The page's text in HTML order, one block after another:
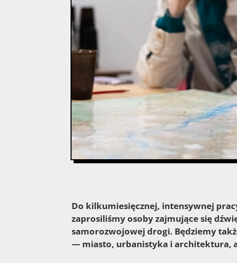
Do kilkumiesięcznej, intensywnej
zaprosiliśmy osoby zajmujące się
samorozwojowej drogi. Będziemy
— miasto, urbanistyka i architektura,